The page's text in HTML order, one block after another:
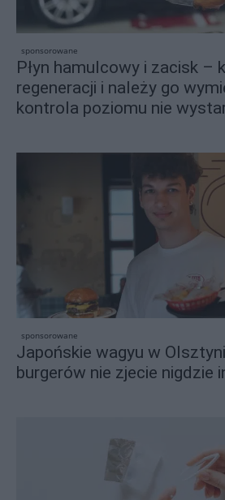
sponsorowane
Płyn hamulcowy i zacisk –
regeneracji i należy go
kontrola poziomu nie
sponsorowane
Japońskie wagyu w
burgerów nie zjecie nigdzie